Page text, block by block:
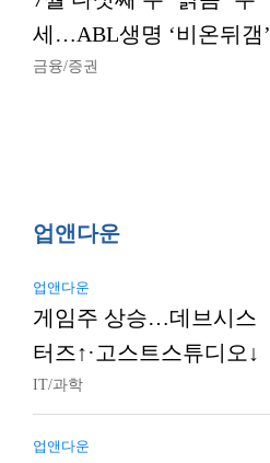
세…ABL생명 ‘비온뒤갬’
금융/증권
업앤다운
업앤다운
게임주 상승…데브시스
터즈↑·고스트스튜디오↓
IT/과학
업앤다운